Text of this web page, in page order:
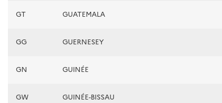
GT GUATEMALA
GG GUERNESEY
GN GUINÉE
GW GUINÉE-BISSAU